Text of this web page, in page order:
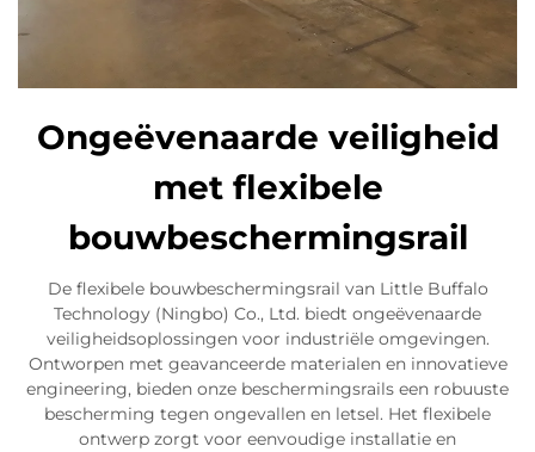
Ongeëvenaarde veiligheid
met flexibele
bouwbeschermingsrail
De flexibele bouwbeschermingsrail van Little Buffalo
Technology (Ningbo) Co., Ltd. biedt ongeëvenaarde
veiligheidsoplossingen voor industriële omgevingen.
Ontworpen met geavanceerde materialen en innovatieve
engineering, bieden onze beschermingsrails een robuuste
bescherming tegen ongevallen en letsel. Het flexibele
ontwerp zorgt voor eenvoudige installatie en